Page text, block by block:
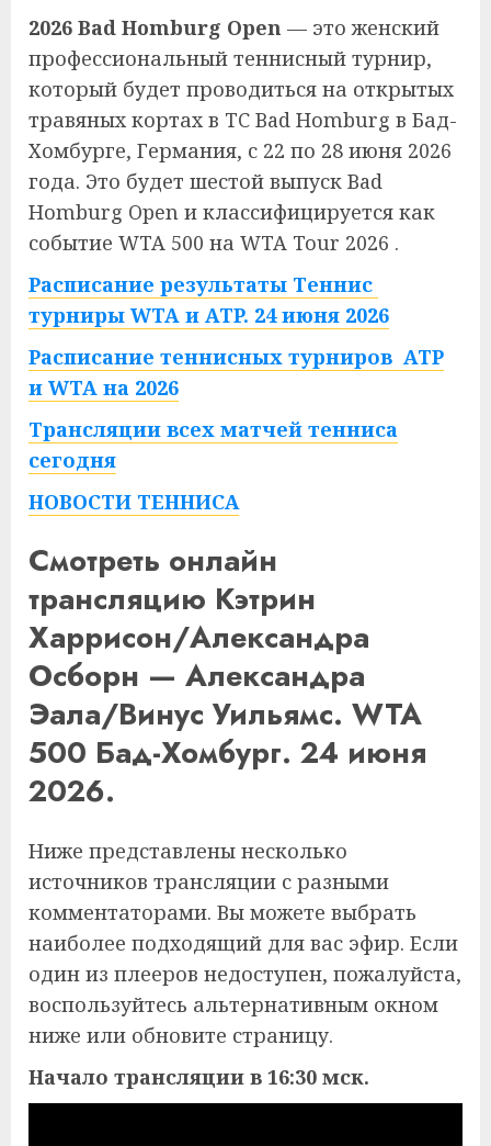
2026 Bad Homburg Open — это женский
профессиональный теннисный турнир,
который будет проводиться на открытых
травяных кортах в TC Bad Homburg в Бад-
Хомбурге, Германия, с 22 по 28 июня 2026
года. Это будет шестой выпуск Bad
Homburg Open и классифицируется как
событие WTA 500 на WTA Tour 2026 .
Расписание результаты Теннис
турниры WTA и ATP. 24 июня 2026
Расписание теннисных турниров ATP
и WTA на 2026
Трансляции всех матчей тенниса
сегодня
НОВОСТИ ТЕННИСА
Смотреть онлайн
трансляцию Кэтрин
Харрисон/Александра
Осборн — Александра
Эала/Винус Уильямс. WTA
500 Бад-Хомбург. 24 июня
2026.
Ниже представлены несколько
источников трансляции с разными
комментаторами. Вы можете выбрать
наиболее подходящий для вас эфир. Если
один из плееров недоступен, пожалуйста,
воспользуйтесь альтернативным окном
ниже или обновите страницу.
Начало трансляции в 16:30 мск.